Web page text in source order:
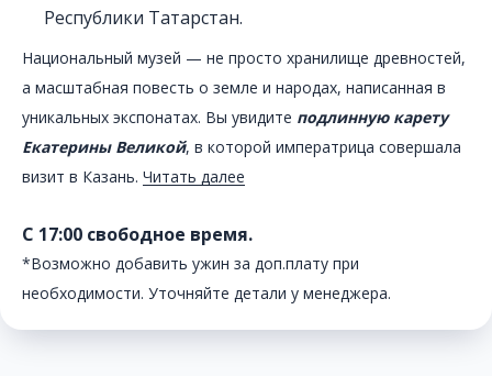
Республики Татарстан.
Национальный музей — не просто хранилище древностей,
а масштабная повесть о земле и народах, написанная в
уникальных экспонатах. Вы увидите подлинную карету
Екатерины Великой, в которой императрица совершала
визит в Казань. Читать далее
С 17:00 свободное время.
*Возможно добавить ужин за доп.плату при
необходимости. Уточняйте детали у менеджера.